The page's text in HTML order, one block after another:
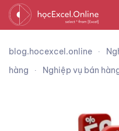
blog.hocexcel.online
hàng
Nghiệp vụ bán